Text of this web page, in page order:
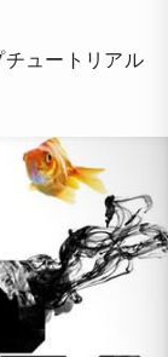
ュートリアル